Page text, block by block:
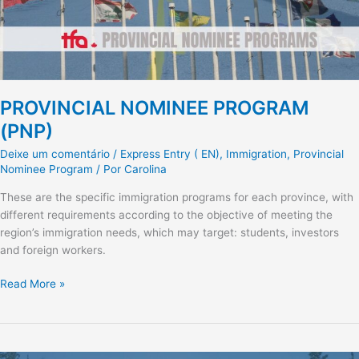
PROVINCIAL NOMINEE PROGRAM
(PNP)
Deixe um comentário / Express Entry ( EN), Immigration, Provincial
Nominee Program / Por Carolina
These are the specific immigration programs for each province, with
different requirements according to the objective of meeting the
region’s immigration needs, which may target: students, investors
and foreign workers.
Read More »